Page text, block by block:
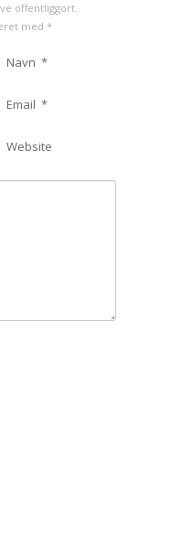
offentliggort.
med *
Navn *
Email *
Website